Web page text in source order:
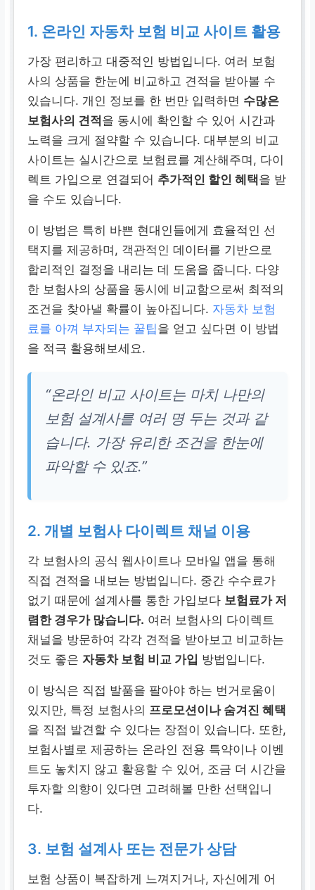
1. 온라인 자동차 보험 비교 사이트 활용
가장 편리하고 대중적인 방법입니다. 여러 보험
사의 상품을 한눈에 비교하고 견적을 받아볼 수
있습니다. 개인 정보를 한 번만 입력하면 수많은
보험사의 견적을 동시에 확인할 수 있어 시간과
노력을 크게 절약할 수 있습니다. 대부분의 비교
사이트는 실시간으로 보험료를 계산해주며, 다이
렉트 가입으로 연결되어 추가적인 할인 혜택을 받
을 수도 있습니다.
이 방법은 특히 바쁜 현대인들에게 효율적인 선
택지를 제공하며, 객관적인 데이터를 기반으로
합리적인 결정을 내리는 데 도움을 줍니다. 다양
한 보험사의 상품을 동시에 비교함으로써 최적의
조건을 찾아낼 확률이 높아집니다. 자동차 보험
료를 아껴 부자되는 꿀팁을 얻고 싶다면 이 방법
을 적극 활용해보세요.
“온라인 비교 사이트는 마치 나만의
보험 설계사를 여러 명 두는 것과 같
습니다. 가장 유리한 조건을 한눈에
파악할 수 있죠.”
2. 개별 보험사 다이렉트 채널 이용
각 보험사의 공식 웹사이트나 모바일 앱을 통해
직접 견적을 내보는 방법입니다. 중간 수수료가
없기 때문에 설계사를 통한 가입보다 보험료가 저
렴한 경우가 많습니다. 여러 보험사의 다이렉트
채널을 방문하여 각각 견적을 받아보고 비교하는
것도 좋은 자동차 보험 비교 가입 방법입니다.
이 방식은 직접 발품을 팔아야 하는 번거로움이
있지만, 특정 보험사의 프로모션이나 숨겨진 혜택
을 직접 발견할 수 있다는 장점이 있습니다. 또한,
보험사별로 제공하는 온라인 전용 특약이나 이벤
트도 놓치지 않고 활용할 수 있어, 조금 더 시간을
투자할 의향이 있다면 고려해볼 만한 선택입니
다.
3. 보험 설계사 또는 전문가 상담
보험 상품이 복잡하게 느껴지거나, 자신에게 어